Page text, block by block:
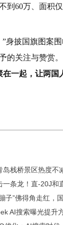
到60万、面
身披国旗图案
的关注与赞赏。
一起，让两
岛栈桥景区热度不
一条龙！直-20J和
子”佛得角走红，